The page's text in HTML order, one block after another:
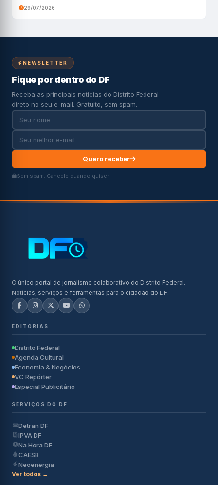
29/07/2026
NEWSLETTER
Fique por dentro do DF
Receba as principais notícias do Distrito Federal
direto no seu e-mail. Gratuito, sem spam.
Quero receber
Sem spam. Cancele quando quiser.
O único portal de jornalismo colaborativo do Distrito Federal.
Notícias, serviços e ferramentas para o cidadão do DF.
EDITORIAS
Distrito Federal
Agenda Cultural
Economia & Negócios
VC Repórter
Especial Publicitário
SERVIÇOS DO DF
Detran DF
IPVA DF
Na Hora DF
CAESB
Neoenergia
Ver todos →